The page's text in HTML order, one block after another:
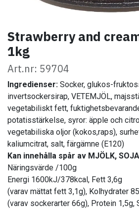
Strawberry and
1kg
Art.nr: 59704
Ingredienser: Socker, glukos-
invertsockersirap, VETEMJÖL,
vegetabiliskt fett,
potatisstärkelse, syror: äpple och
vegetabiliska oljor (kokos,raps),
kaliumcitrat, salt, färgämne (E120)
Kan innehålla spår av MJÖLK,
Näringsvärde /100g
Energi 1600kJ/378kcal, Fett 3,6g
(varav mättat fett 3,1g), Kolhydrater
(varav sockerarter 66g), Protein 1,5g,